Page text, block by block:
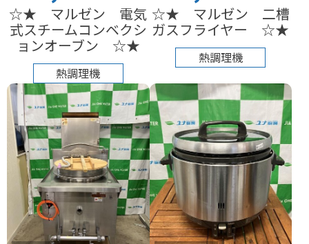
☆★ マルゼン 電気
式スチームコンベクシ
ョンオーブン ☆★
熱調理機
☆★ マルゼン 二槽
ガスフライヤー ☆★
熱調理機